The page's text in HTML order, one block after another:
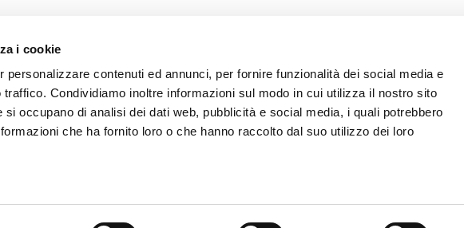
i cookie
personalizzare contenuti ed annunci, per fornire funzionalità dei social media e
Condividiamo inoltre informazioni sul modo in cui utilizza il nostro sito
occupano di analisi dei dati web, pubblicità e social media, i quali potrebbero
che ha fornito loro o che hanno raccolto dal suo utilizzo dei loro